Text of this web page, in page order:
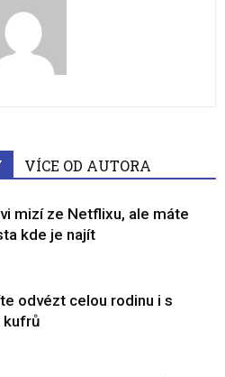
VÍCE OD AUTORA
mizí ze Netflixu, ale máte
kde je najít
odvézt celou rodinu i s
kufrů